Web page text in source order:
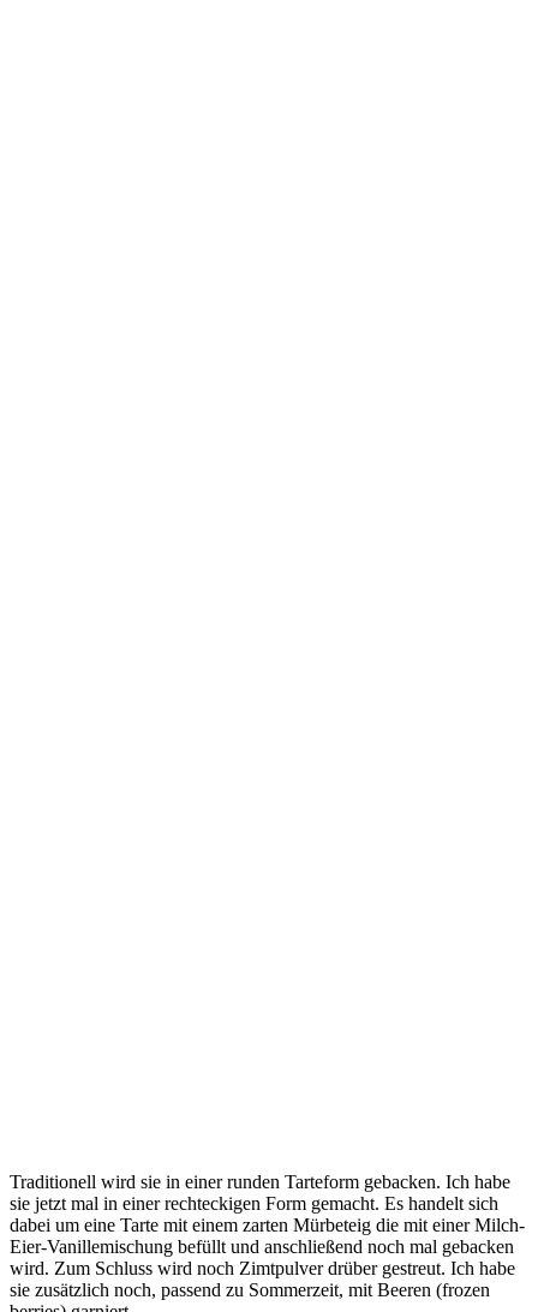
Traditionell wird sie in einer runden Tarteform gebacken. Ich habe
sie jetzt mal in einer rechteckigen Form gemacht. Es handelt sich
dabei um eine Tarte mit einem zarten Mürbeteig die mit einer Milch-
Eier-Vanillemischung befüllt und anschließend noch mal gebacken
wird. Zum Schluss wird noch Zimtpulver drüber gestreut. Ich habe
sie zusätzlich noch, passend zu Sommerzeit, mit Beeren (frozen